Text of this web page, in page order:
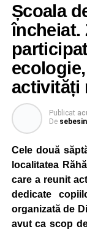
Școala
încheiat.
activități
Publicat
De
Cele două
localitatea
care a reunit
dedicate
organizată de
avut ca scop